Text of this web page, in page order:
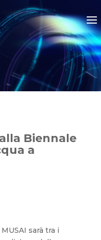
alla
Biennale
a
MUSAI sarà tra i